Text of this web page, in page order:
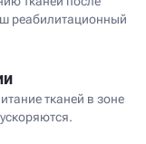
реабилитационный
тканей в зоне